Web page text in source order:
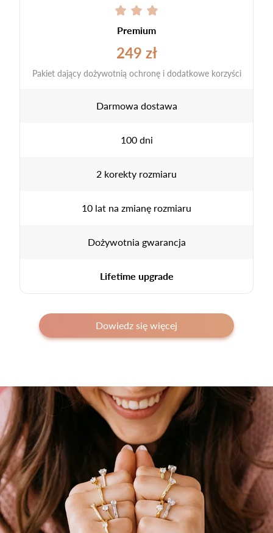
Premium
249 zł
Pakiet dający dożywotnią ochronę i dodatkowe korzyści
Darmowa dostawa
100 dni
2 korekty rozmiaru
10 lat na zmianę rozmiaru
Dożywotnia gwarancja
Lifetime upgrade
Dowiedz się więcej